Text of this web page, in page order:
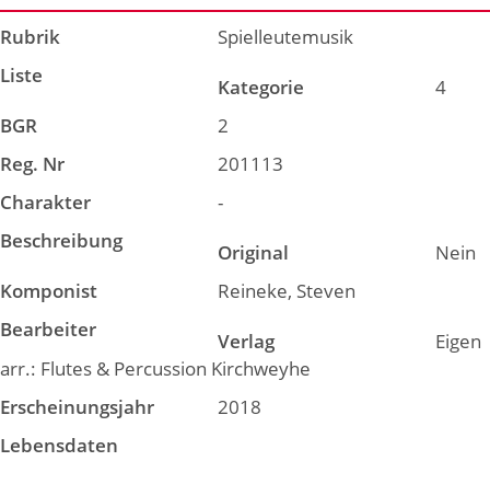
Rubrik
Spielleutemusik
Liste
Kategorie
4
BGR
2
Reg. Nr
201113
Charakter
-
Beschreibung
Original
Nein
Komponist
Reineke, Steven
Bearbeiter
Verlag
Eigen
arr.: Flutes & Percussion Kirchweyhe
Erscheinungsjahr
2018
Lebensdaten